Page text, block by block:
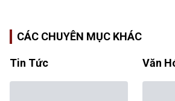
CÁC CHUYÊN MỤC KHÁC
Tin Tức Văn